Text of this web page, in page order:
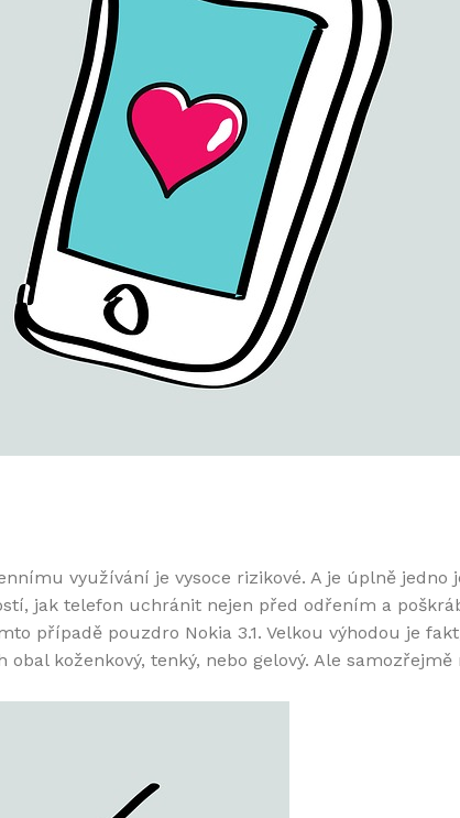
využívání je vysoce rizikové. A je úplně jedno
jak telefon uchránit nejen před odřením a
případě pouzdro Nokia 3.1. Velkou výhodou je
koženkový, tenký, nebo gelový. Ale